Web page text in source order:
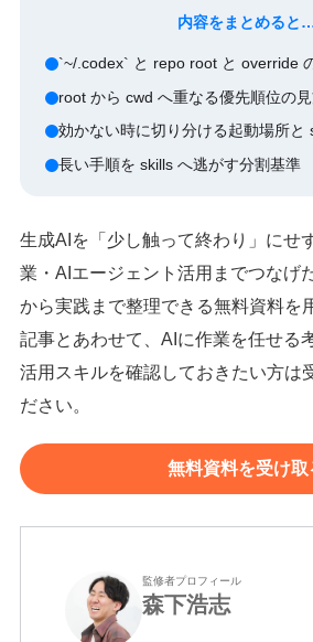
内容をまとめると
`~/.codex` と repo root と override
root から cwd へ重なる優先順位の
効かない時に切り分ける起動場所と
長い手順を skills へ逃がす分割基準
生成AIを「少し触って終わり」にせ
業・AIエージェント活用までつなげ
から実践まで整理できる無料資料を
記事とあわせて、AIに作業を任せる
活用スキルを確認しておきたい方は
ださい。
無料資料を受け取
監修者プロフィール
森下浩志